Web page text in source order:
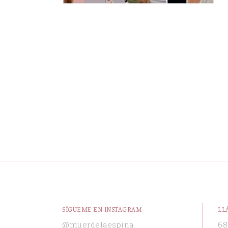
SÍGUEME EN INSTAGRAM
@muerdelaespina